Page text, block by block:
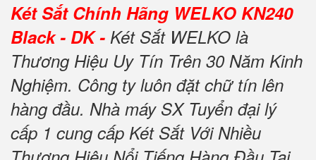
Két Sắt Chính Hãng WELKO KN240
Black - DK - Két Sắt WELKO là
Thương Hiệu Uy Tín Trên 30 Năm Kinh
Nghiệm. Công ty luôn đặt chữ tín lên
hàng đầu. Nhà máy SX Tuyển đại lý
cấp 1 cung cấp Két Sắt Với Nhiều